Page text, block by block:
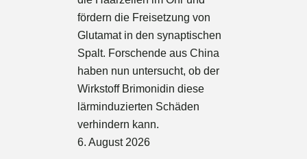
fördern die Freisetzung von
Glutamat in den synaptischen
Spalt. Forschende aus China
haben nun untersucht, ob der
Wirkstoff Brimonidin diese
lärminduzierten Schäden
verhindern kann.
6. August 2026